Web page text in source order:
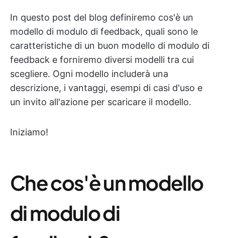
In questo post del blog definiremo cos'è un
modello di modulo di feedback, quali sono le
caratteristiche di un buon modello di modulo di
feedback e forniremo diversi modelli tra cui
scegliere. Ogni modello includerà una
descrizione, i vantaggi, esempi di casi d'uso e
un invito all'azione per scaricare il modello.
Iniziamo!
Che cos'è un modello
di modulo di